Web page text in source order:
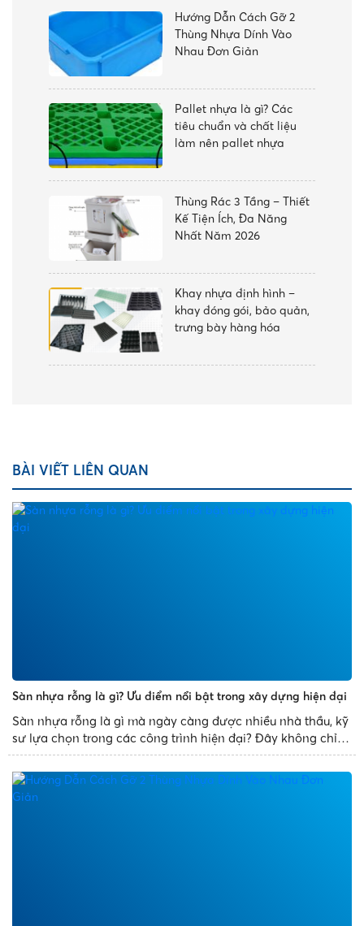
Hướng Dẫn Cách Gỡ 2
Thùng Nhựa Dính Vào
Nhau Đơn Giản
Pallet nhựa là gì? Các
tiêu chuẩn và chất liệu
làm nên pallet nhựa
Thùng Rác 3 Tầng – Thiết
Kế Tiện Ích, Đa Năng
Nhất Năm 2026
Khay nhựa định hình –
khay đóng gói, bảo quản,
trưng bày hàng hóa
BÀI VIẾT LIÊN QUAN
Sàn nhựa rỗng là gì? Ưu điểm nổi bật trong xây dựng hiện đại
Sàn nhựa rỗng là gì mà ngày càng được nhiều nhà thầu, kỹ
sư lựa chọn trong các công trình hiện đại? Đây không chỉ là
giải pháp thay thế cho sàn bê tông truyền thống mà còn
mang đến nhiều ưu điểm vượt trội như giảm trọng tải...